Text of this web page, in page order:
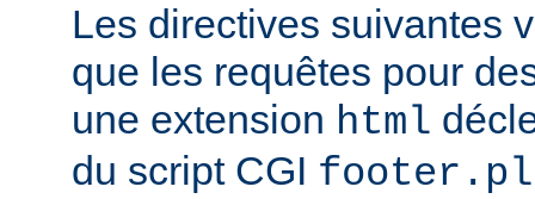
Les directives suivantes
que les requêtes pour
une extension html
du script CGI footer.pl